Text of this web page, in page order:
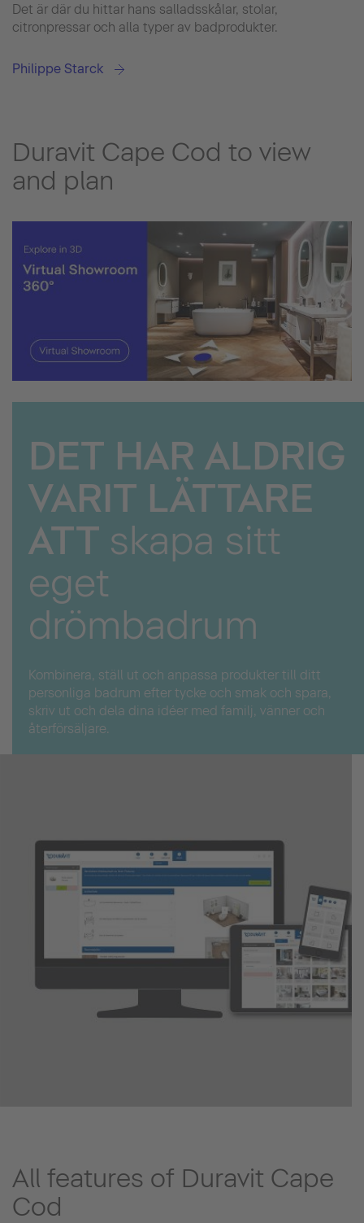
Det är där du hittar hans salladsskålar, stolar,
citronpressar och alla typer av badprodukter.
Philippe Starck
Duravit Cape Cod to view
and plan
DET HAR ALDRIG
VARIT LÄTTARE
ATT skapa sitt
eget
drömbadrum
Kombinera, ställ ut och anpassa produkter till ditt
personliga badrum efter tycke och smak och spara,
skriv ut och dela dina idéer med familj, vänner och
återförsäljare.
All features of Duravit Cape
Cod